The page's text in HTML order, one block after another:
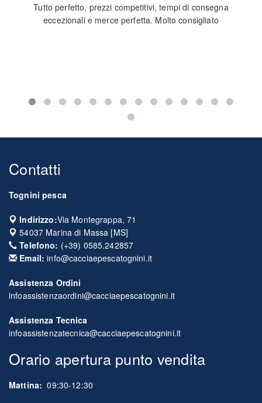
Tutto perfetto, prezzi competitivi, tempi di consegna
eccezionali e merce perfetta. Molto consigliato
Contatti
Tognini pesca
Indirizzo:Via Montegrappa, 71
54037 Marina di Massa [MS]
Telefono: (+39) 0585.242857
Email: info@cacciaepescatognini.it
Assistenza Ordini
infoassistenzaordini@cacciaepescatognini.it
Assistenza Tecnica
infoassistenzatecnica@cacciaepescatognini.it
Orario apertura punto vendita
Mattina: 09:30-12:30